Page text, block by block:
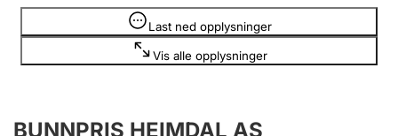
Registrere, endre, slette
Last ned opplysninger
Vis alle opplysninger
Opplysninger er skjult
BUNNPRIS HEIMDAL AS